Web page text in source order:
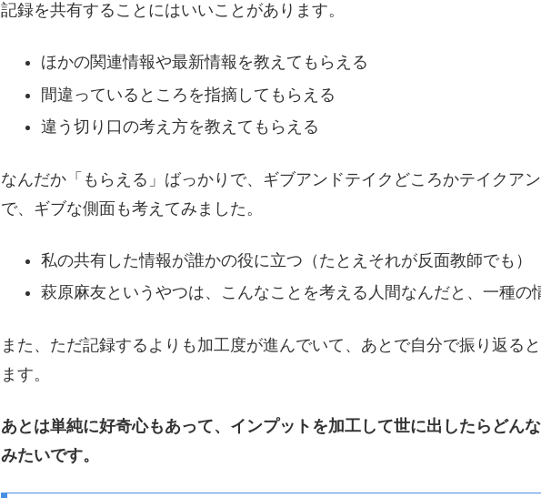
記録を共有することにはいいことがあります。
ほかの関連情報や最新情報を教えてもらえる
間違っているところを指摘してもらえる
違う切り口の考え方を教えてもらえる
なんだか「もらえる」ばっかりで、ギブアンドテイクどころかテイクア
で、ギブな側面も考えてみました。
私の共有した情報が誰かの役に立つ（たとえそれが反面教師でも）
萩原麻友というやつは、こんなことを考える人間なんだと、一種の
また、ただ記録するよりも加工度が進んでいて、あとで自分で振り返る
ます。
あとは単純に好奇心もあって、インプットを加工して世に出したらどん
みたいです。